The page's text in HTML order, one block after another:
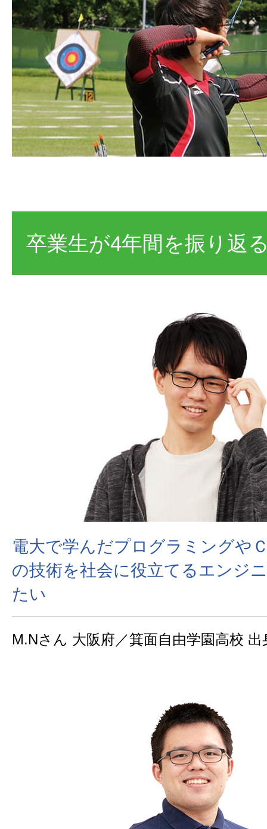
卒業生が4年間を振り返
電大で学んだプログラミングや
の技術を社会に役立てるエンジ
たい
M.Nさん 大阪府／箕面自由学園高校 出